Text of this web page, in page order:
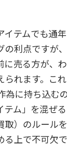
イテムでも通
の利点ですが
に売る方が、
られます。こ
為に持ち込む
テム」を混ぜ
取）のルール
上で不可欠で